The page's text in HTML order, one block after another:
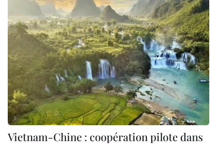
Vietnam-Chine : coopération pilote dans